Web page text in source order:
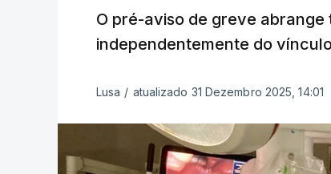
O pré-aviso de greve
independentemente do
Lusa / atualizado 31 Dezembro 2025, 14:01